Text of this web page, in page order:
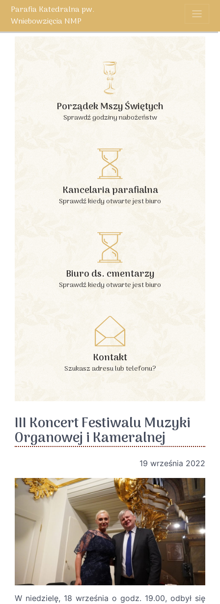
Parafia Katedralna pw.
Wniebowzięcia NMP
Porządek Mszy Świętych
Sprawdź godziny nabożeństw
Kancelaria parafialna
Sprawdź kiedy otwarte jest biuro
Biuro ds. cmentarzy
Sprawdź kiedy otwarte jest biuro
Kontakt
Szukasz adresu lub telefonu?
III Koncert Festiwalu Muzyki
Organowej i Kameralnej
19 września 2022
W niedzielę, 18 września o godz. 19.00, odbył się